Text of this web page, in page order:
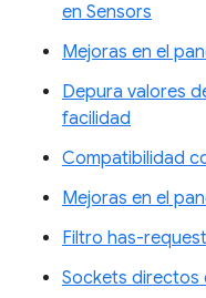
en Sensors
Mejoras en el
Depura valores
facilidad
Compatibilidad
Mejoras en el
Filtro has-
Sockets directos